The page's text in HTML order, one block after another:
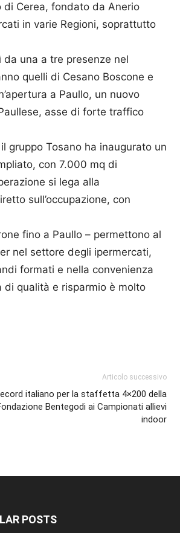
di Cerea, fondato da Anerio
in varie Regioni, soprattutto
una a tre presenze nel
quelli di Cesano Boscone e
a Paullo, un nuovo
asse di forte traffico
gruppo Tosano ha inaugurato un
con 7.000 mq di
si lega alla
sull’occupazione, con
fino a Paullo – permettono al
nel settore degli ipermercati,
formati e nella convenienza
di qualità e risparmio è molto
Articolo successivo
italiano per la staffetta 4×200 della
Bentegodi ai Campionati allievi
indoor
POSTS